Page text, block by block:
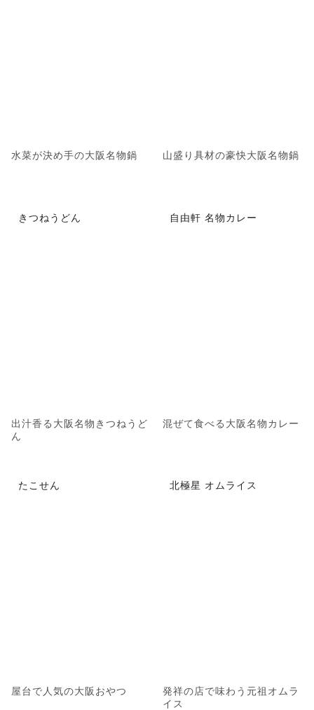
水菜が決め手の大阪名物鍋 山盛り具材の豪快大阪名物鍋
きつねうどん
出汁香る大阪名物きつねうど
ん
自由軒 名物カレー
混ぜて食べる大阪名物カレー
たこせん
屋台で人気の大阪おやつ
北極星 オムライス
発祥の店で味わう元祖オムラ
イス